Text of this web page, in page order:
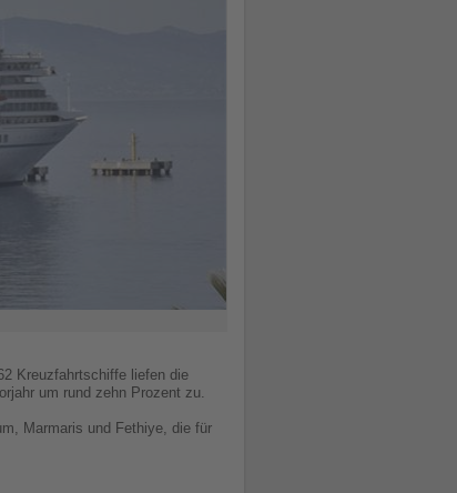
Kreuzfahrtschiffe liefen die
um rund zehn Prozent zu.
Marmaris und Fethiye, die für